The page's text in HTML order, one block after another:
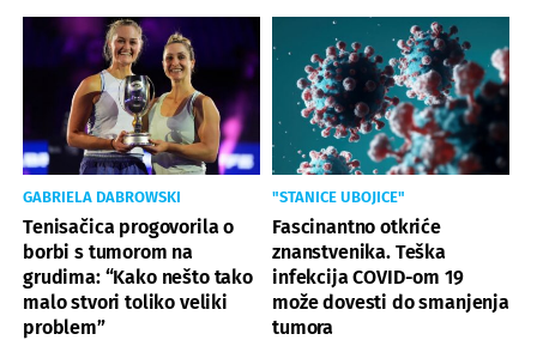
GABRIELA DABROWSKI
Tenisačica progovorila o
borbi s tumorom na
grudima: “Kako nešto tako
malo stvori toliko veliki
problem”
"STANICE UBOJICE"
Fascinantno otkriće
znanstvenika. Teška
infekcija COVID-om 19
može dovesti do smanjenja
tumora